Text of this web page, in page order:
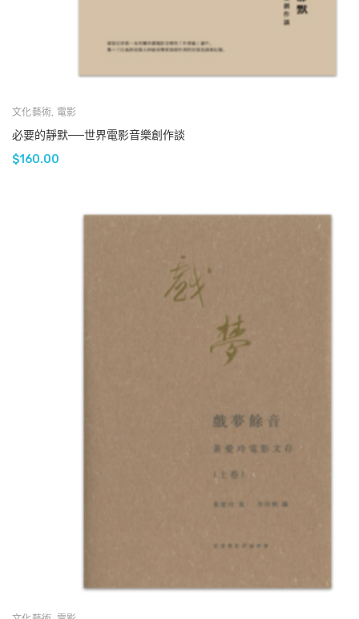
文化藝術, 電影
必要的靜默──世界電影音樂創作談
$160.00